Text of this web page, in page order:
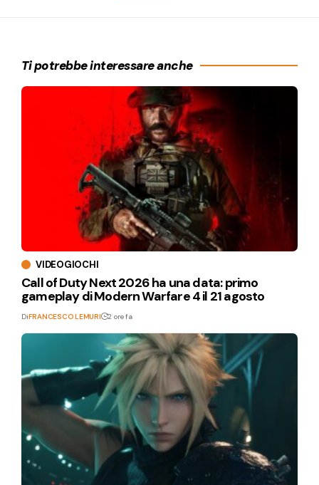
Ti potrebbe interessare anche
VIDEOGIOCHI
Call of Duty Next 2026 ha una data: primo
gameplay di Modern Warfare 4 il 21 agosto
DiFRANCESCO LEMURI 2 ore fa